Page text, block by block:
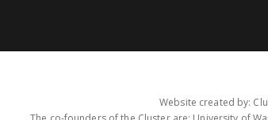
Website created by: